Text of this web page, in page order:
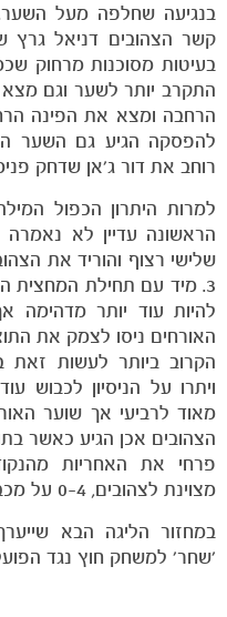
ותוצאות
בנגיעה שחלפה מעל
קשר הצהובים דניאל גרץ
התקרב יותר לשער וגם
הרחבה ומצא את הפינה
להפסקה הגיע גם השער
רוחב את דור ג'אן שדחק
למרות היתרון הכפול
3. מיד עם תחילת המחצית
להיות עוד יותר
האורחים ניסו לצמק את
מאוד לרביעי אך שוער
הצהובים אכן הגיע כאשר
פרחי את האחריות
מצוינת לצהובים, 0-4 על מכבי חיפה.
במחזור הליגה הבא
'שחר' למשחק חוץ נגד